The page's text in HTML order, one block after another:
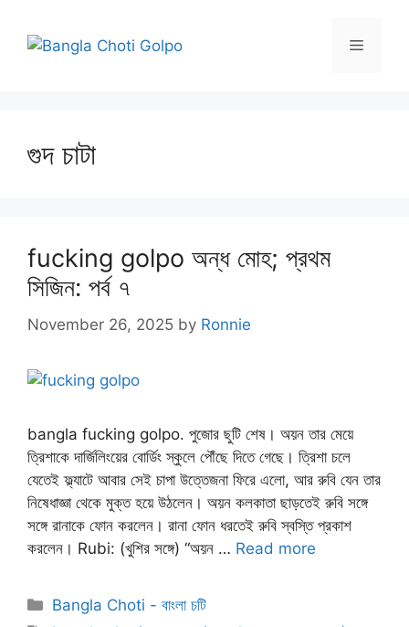
content
Menu
গুদ চাটা
fucking golpo অন্ধ মোহ; প্রথম
সিজিন: পর্ব ৭
November 26, 2025 by Ronnie
bangla fucking golpo. পুজোর ছুটি শেষ। অয়ন তার মেয়ে
ত্রিশাকে দার্জিলিংয়ের বোর্ডিং স্কুলে পৌঁছে দিতে গেছে। ত্রিশা চলে
যেতেই ফ্ল্যাটে আবার সেই চাপা উত্তেজনা ফিরে এলো, আর রুবি যেন তার
নিষেধাজ্ঞা থেকে মুক্ত হয়ে উঠলেন। অয়ন কলকাতা ছাড়তেই রুবি সঙ্গে
সঙ্গে রানাকে ফোন করলেন। রানা ফোন ধরতেই রুবি স্বস্তি প্রকাশ
করলেন। Rubi: (খুশির সঙ্গে) “অয়ন … Read more
Categories
Bangla Choti - বাংলা চটি